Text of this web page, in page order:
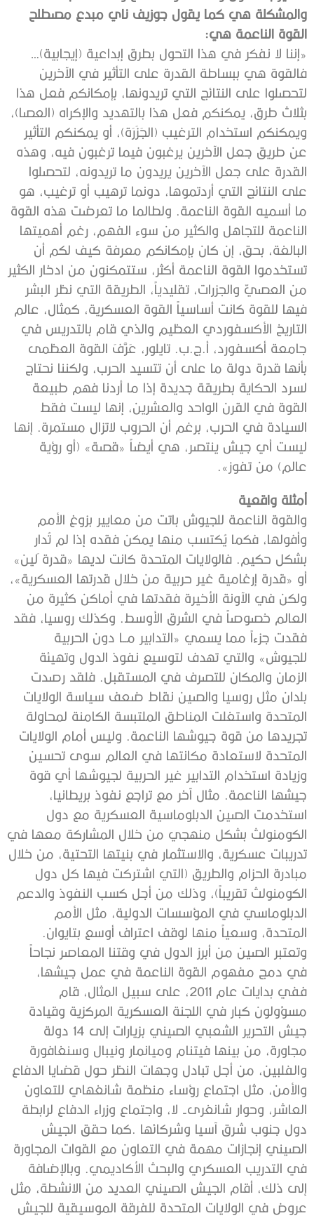
والمشكلة هي كما يقول جوزيف ناي مبدع مصطلح
القوة الناعمة هي:
«إننا لا نفكر في هذا التحول بطرق إبداعية (إيجابية)…
فالقوة هي ببساطة القدرة على التأثير في الآخرين
لتحصلوا على النتائج التي تريدونها، بإمكانكم فعل هذا
بثلاث طرق، يمكنكم فعل هذا بالتهديد والإكراه (العصا)،
ويمكنكم استخدام الترغيب (الجَزَرَة)، أو يمكنكم التأثير
عن طريق جعل الآخرين يرغبون فيما ترغبون فيه، وهذه
القدرة على جعل الآخرين يريدون ما تريدونه، لتحصلوا
على النتائج التي أردتموها، دونما ترهيب أو ترغيب، هو
ما أسميه القوة الناعمة. ولطالما ما تعرضت هذه القوة
الناعمة للتجاهل والكثير من سوء الفهم، رغم أهميتها
البالغة، بحق، إن كان بإمكانكم معرفة كيف لكم أن
تستخدموا القوة الناعمة أكثر، ستتمكنون من ادخار الكثير
من العصيّ والجزرات، تقليدياً، الطريقة التي نظر البشر
فيها للقوة كانت أساسياً القوة العسكرية، كمثال، عالم
التاريخ الأكسفوردي العظيم والذي قام بالتدريس في
جامعة أكسفورد، أ.ج.ب. تايلور، عَرَّفَ القوة العظمى
بأنها قدرة دولة ما على أن تتسيد الحرب، ولكننا نحتاج
لسرد الحكاية بطريقة جديدة إذا ما أردنا فهم طبيعة
القوة في القرن الواحد والعشرين، إنها ليست فقط
السيادة في الحرب، برغم أن الحروب لاتزال مستمرة. إنها
ليست أي جيش ينتصر، هي أيضاً «قصة» (أو رؤية
عالم) من تفوز».
أمثلة واقعية
والقوة الناعمة للجيوش باتت من معايير بزوغ الأمم
وأفولها، فكما يُكتسب منها يمكن فقده إذا لم تُدار
بشكل حكيم. فالولايات المتحدة كانت لديها «قدرة َلين»
أو «قدرة إرغامية غير حربية من خلال قدرتها العسكرية»،
ولكن في الآونة الأخيرة فقدتها في أماكن كثيرة من
العالم خصوصاً في الشرق الأوسط. وكذلك روسيا، فقد
فقدت جزءاً مما يسمي «التدابير مــا دون الحربية
للجيوش» والتي تهدف لتوسيع نفوذ الدول وتهيئة
الزمان والمكان للتصرف في المستقبل. فلقد رصدت
بلدان مثل روسيا والصين نقاط ضعف سياسة الولايات
المتحدة واستغلت المناطق الملتبسة الكامنة لمحاولة
تجريدها من قوة جيوشها الناعمة. وليس أمام الولايات
المتحدة لاستعادة مكانتها في العالم سوى تحسين
وزيادة استخدام التدابير غير الحربية لجيوشها أي قوة
جيشها الناعمة. مثال آخر مع تراجع نفوذ بريطانيا،
استخدمت الصين الدبلوماسية العسكرية مع دول
الكومنولث بشكل منهجي من خلال المشاركة معها في
تدريبات عسكرية، والاستثمار في بنيتها التحتية، من خلال
مبادرة الحزام والطريق (التي اشتركت فيها كل دول
الكومنولث تقريباً)، وذلك من أجل كسب النفوذ والدعم
الدبلوماسي في المؤسسات الدولية، مثل الأمم
المتحدة، وسعياً منها لوقف اعتراف أوسع بتايوان.
وتعتبر الصين من أبرز الدول في وقتنا المعاصر نجاحاً
في دمج مفهوم القوة الناعمة في عمل جيشها،
ففي بدايات عام 2011، على سبيل المثال، قام
مسؤولون كبار في اللجنة العسكرية المركزية وقيادة
جيش التحرير الشعبي الصيني بزيارات إلى 14 دولة
مجاورة، من بينها فيتنام وميانمار ونيبال وسنغافورة
والفلبين، من أجل تبادل وجهات النظر حول قضايا الدفاع
والأمن، مثل اجتماع رؤساء منظمة شانغهاي للتعاون
العاشر، وحوار شانغرى- لا، واجتماع وزراء الدفاع لرابطة
دول جنوب شرق آسيا وشركائها .كما حقق الجيش
الصيني إنجازات مهمة في التعاون مع القوات المجاورة
في التدريب العسكري والبحث الأكاديمي. وبالإضافة
إلى ذلك، أقام الجيش الصيني العديد من الانشطة، مثل
عروض في الولايات المتحدة للفرقة الموسيقية للجيش